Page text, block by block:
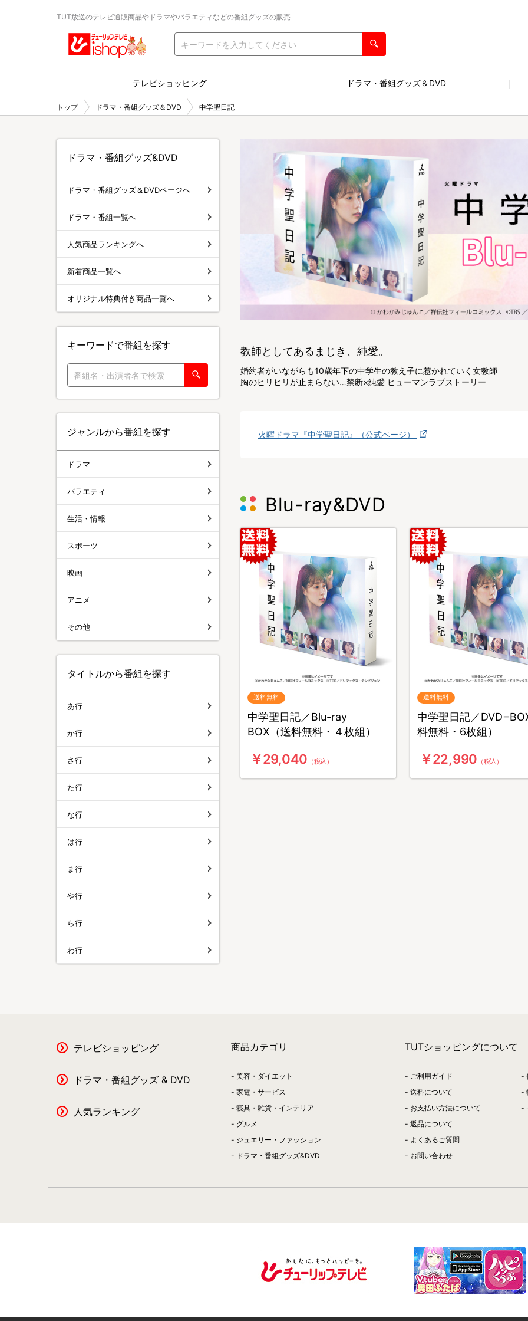
TUT放送のテレビ通販商品やドラマやバラエティなどの番組グッズの販売
テレビショッピング ドラマ・番組グッズ＆DVD
トップ ドラマ・番組グッズ＆DVD 中学聖日記
教師としてあるまじき、純愛。
婚約者がいながらも10歳年下の中学生の教え子に惹かれていく女教師
胸のヒリヒリが止まらない…禁断×純愛 ヒューマンラブストーリー
火曜ドラマ『中学聖日記』（公式ページ）
Blu-ray&DVD
送料無料
中学聖日記／Blu-ray
BOX（送料無料・４枚組）
￥29,040 （税込）
送料無料
中学聖日記／
料無料・6枚組）
￥22,990 （税込）
ドラマ・番組グッズ&DVD
ドラマ・番組グッズ＆DVDページへ
ドラマ・番組一覧へ
人気商品ランキングへ
新着商品一覧へ
オリジナル特典付き商品一覧へ
キーワードで番組を探す
ジャンルから番組を探す
ドラマ
バラエティ
生活・情報
スポーツ
映画
アニメ
その他
タイトルから番組を探す
あ行
か行
さ行
た行
な行
は行
ま行
や行
ら行
わ行
テレビショッピング
ドラマ・番組グッズ & DVD
人気ランキング
商品カテゴリ
美容・ダイエット
家電・サービス
寝具・雑貨・インテリア
グルメ
ジュエリー・ファッション
ドラマ・番組グッズ&DVD
TUTショッピングについて
ご利用ガイド
送料について
お支払い方法について
返品について
よくあるご質問
お問い合わせ